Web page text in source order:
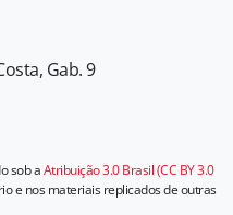
Gab. 9
sob aAtribuição 3.0 Brasil (CC BY 3.0
e nos materiais replicados de outras